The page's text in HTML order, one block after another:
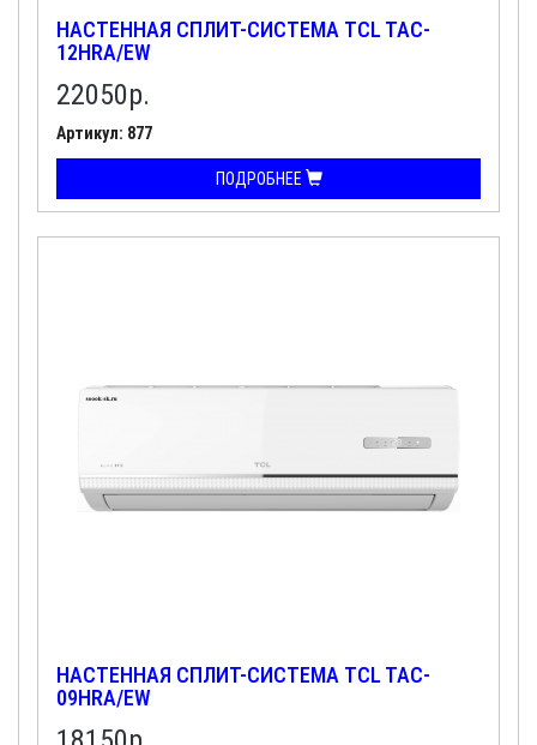
НАСТЕННАЯ СПЛИТ-СИСТЕМА TCL TAC-
12HRA/EW
22050р.
Артикул: 877
ПОДРОБНЕЕ
НАСТЕННАЯ СПЛИТ-СИСТЕМА TCL TAC-
09HRA/EW